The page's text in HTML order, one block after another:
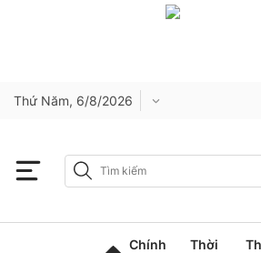
Thứ Năm, 6/8/2026
Chính
Thời